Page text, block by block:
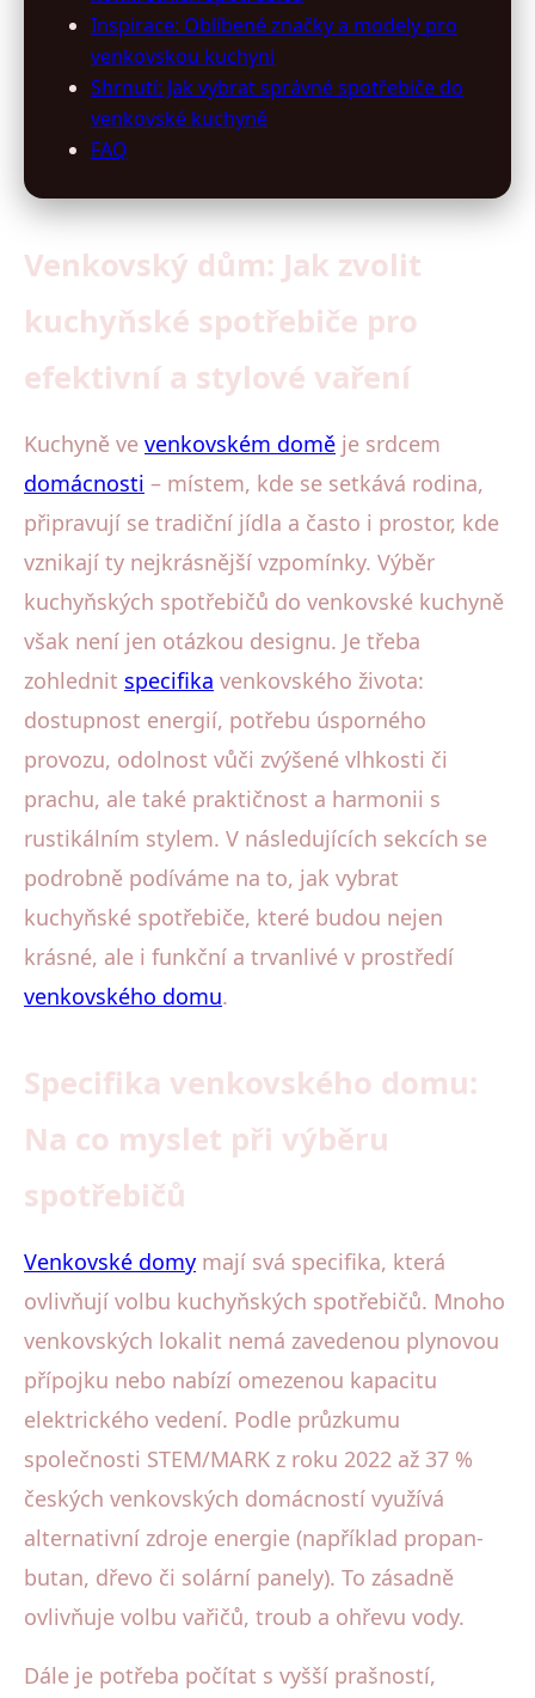
Inspirace: Oblíbené značky a modely pro
venkovskou kuchyni
Shrnutí: Jak vybrat správné spotřebiče do
venkovské kuchyně
FAQ
Venkovský dům: Jak zvolit
kuchyňské spotřebiče pro
efektivní a stylové vaření
Kuchyně ve venkovském domě je srdcem
domácnosti – místem, kde se setkává rodina,
připravují se tradiční jídla a často i prostor, kde
vznikají ty nejkrásnější vzpomínky. Výběr
kuchyňských spotřebičů do venkovské kuchyně
však není jen otázkou designu. Je třeba
zohlednit specifika venkovského života:
dostupnost energií, potřebu úsporného
provozu, odolnost vůči zvýšené vlhkosti či
prachu, ale také praktičnost a harmonii s
rustikálním stylem. V následujících sekcích se
podrobně podíváme na to, jak vybrat
kuchyňské spotřebiče, které budou nejen
krásné, ale i funkční a trvanlivé v prostředí
venkovského domu.
Specifika venkovského domu:
Na co myslet při výběru
spotřebičů
Venkovské domy mají svá specifika, která
ovlivňují volbu kuchyňských spotřebičů. Mnoho
venkovských lokalit nemá zavedenou plynovou
přípojku nebo nabízí omezenou kapacitu
elektrického vedení. Podle průzkumu
společnosti STEM/MARK z roku 2022 až 37 %
českých venkovských domácností využívá
alternativní zdroje energie (například propan-
butan, dřevo či solární panely). To zásadně
ovlivňuje volbu vařičů, troub a ohřevu vody.
Dále je potřeba počítat s vyšší prašností,